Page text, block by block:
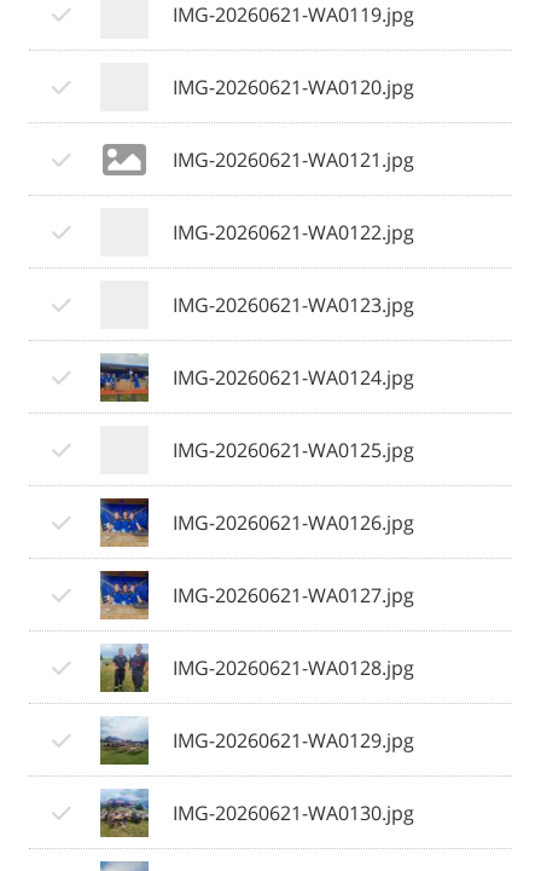
IMG-20260621-WA0119.jpg
IMG-20260621-WA0120.jpg
IMG-20260621-WA0121.jpg
IMG-20260621-WA0122.jpg
IMG-20260621-WA0123.jpg
IMG-20260621-WA0124.jpg
IMG-20260621-WA0125.jpg
IMG-20260621-WA0126.jpg
IMG-20260621-WA0127.jpg
IMG-20260621-WA0128.jpg
IMG-20260621-WA0129.jpg
IMG-20260621-WA0130.jpg